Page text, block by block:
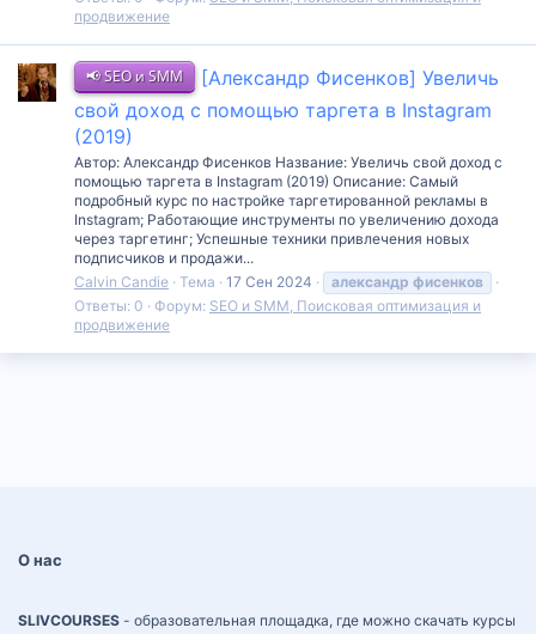
продвижение
📢 SEO и SMM
[Александр Фисенков] Увеличь
свой доход с помощью таргета в Instagram
(2019)
Автор: Александр Фисенков Название: Увеличь свой доход с
помощью таргета в Instagram (2019) Описание: Самый
подробный курс по настройке таргетированной рекламы в
Instagram; Работающие инструменты по увеличению дохода
через таргетинг; Успешные техники привлечения новых
подписчиков и продажи...
Calvin Candie Тема 17 Сен 2024 александр фисенков
Ответы: 0
Форум: SEO и SMM, Поисковая оптимизация и
продвижение
О нас
SLIVCOURSES - образовательная площадка, где можно скачать курсы